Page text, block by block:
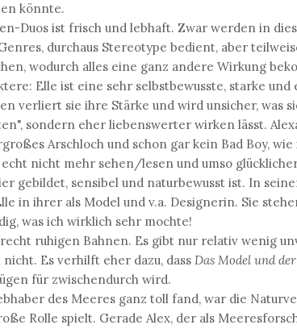
könnte.
Duos ist frisch und lebhaft. Zwar werden in
durchaus Stereotype bedient, aber
wodurch alles eine ganz andere Wirkung
Elle ist eine sehr selbstbewusste, starke und
verliert sie ihre Stärke und wird unsicher, was
sondern eher liebenswerter wirken lässt.
Arschloch und schon gar kein Bad Boy,
nicht mehr sehen/lesen und umso
gebildet, sensibel und naturbewusst ist. In
in ihrer als Model und v.a. Designerin. Sie
was ich wirklich sehr mochte!
ruhigen Bahnen. Es gibt nur relativ wenig
Es verhilft eher dazu, dass Das Model und
für zwischendurch wird.
des Meeres ganz toll fand, war die
Rolle spielt. Gerade Alex, der als